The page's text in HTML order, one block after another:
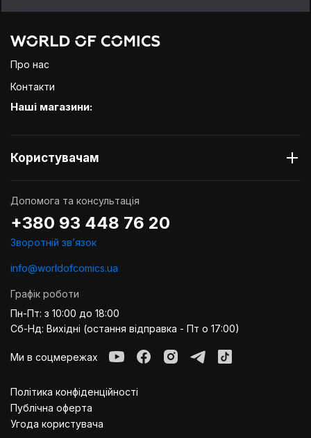
Про нас
Контакти
Наші магазини:
Користувачам
Допомога та консультація
+380 93 448 76 20
Зворотній звʼязок
info@worldofcomics.ua
Графік роботи
Пн-Пт: з 10:00 до 18:00
Сб-Нд: Вихідні (остання відправка - Пт о 17:00)
Ми в соцмережах
Політика конфіденційності
Публiчна оферта
Угода користувача